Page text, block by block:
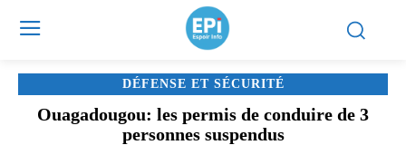
DÉFENSE ET SÉCURITÉ
Ouagadougou: les permis de conduire de 3
personnes suspendus